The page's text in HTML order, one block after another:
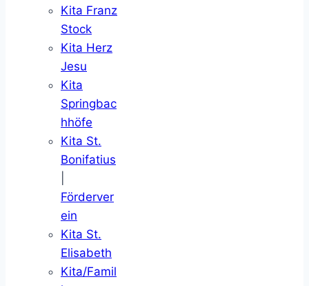
Kita Franz
Stock
Kita Herz
Jesu
Kita
Springbac
hhöfe
Kita St.
Bonifatius
Förderver
ein
Kita St.
Elisabeth
Kita/Famil